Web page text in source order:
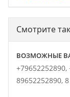
Смотрите
ВОЗМОЖНЫЕ
+79652252890,
89652252890,